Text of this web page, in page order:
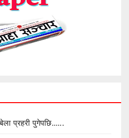
प्रहरी पुगेपछि......